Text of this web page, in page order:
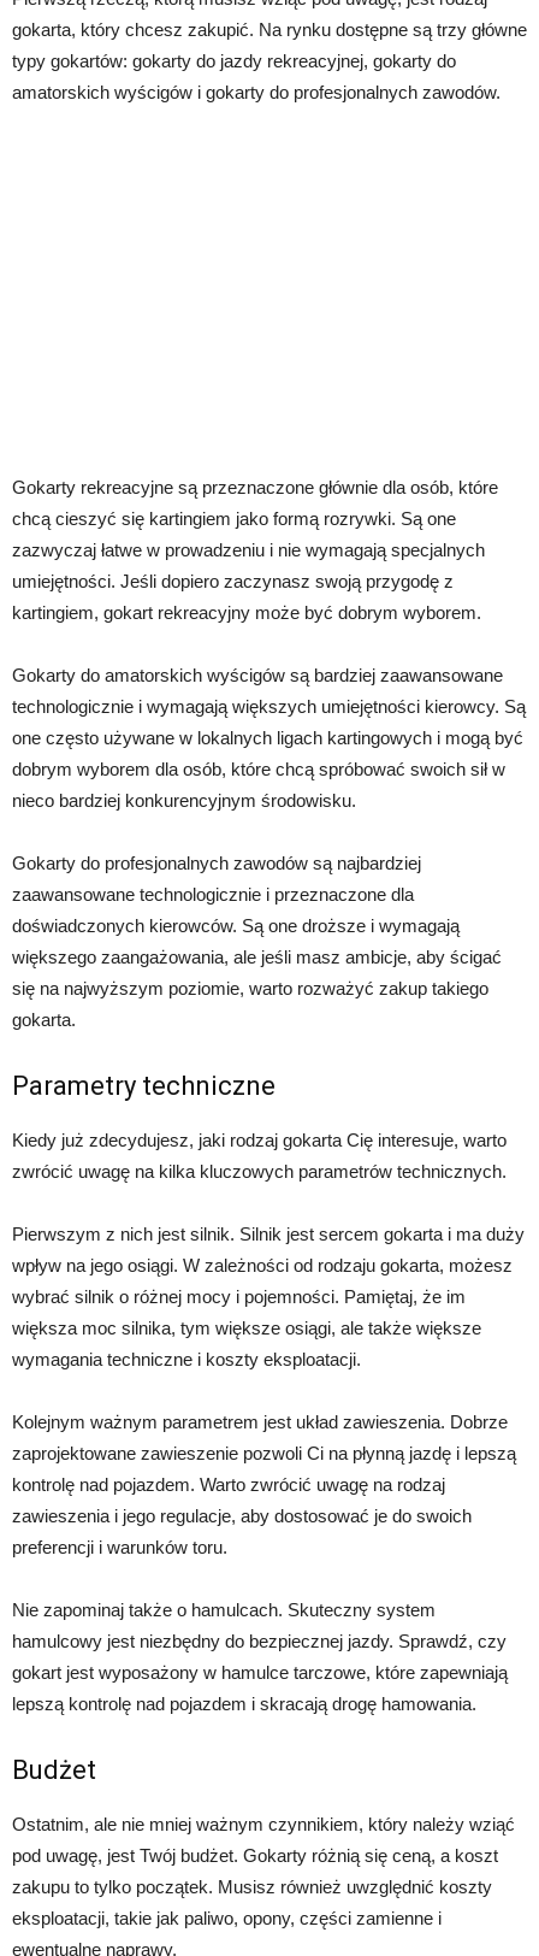
gokarta, który chcesz zakupić. Na rynku dostępne są trzy główne
typy gokartów: gokarty do jazdy rekreacyjnej, gokarty do
amatorskich wyścigów i gokarty do profesjonalnych zawodów.
Gokarty rekreacyjne są przeznaczone głównie dla osób, które
chcą cieszyć się kartingiem jako formą rozrywki. Są one
zazwyczaj łatwe w prowadzeniu i nie wymagają specjalnych
umiejętności. Jeśli dopiero zaczynasz swoją przygodę z
kartingiem, gokart rekreacyjny może być dobrym wyborem.
Gokarty do amatorskich wyścigów są bardziej zaawansowane
technologicznie i wymagają większych umiejętności kierowcy. Są
one często używane w lokalnych ligach kartingowych i mogą być
dobrym wyborem dla osób, które chcą spróbować swoich sił w
nieco bardziej konkurencyjnym środowisku.
Gokarty do profesjonalnych zawodów są najbardziej
zaawansowane technologicznie i przeznaczone dla
doświadczonych kierowców. Są one droższe i wymagają
większego zaangażowania, ale jeśli masz ambicje, aby ścigać
się na najwyższym poziomie, warto rozważyć zakup takiego
gokarta.
Parametry techniczne
Kiedy już zdecydujesz, jaki rodzaj gokarta Cię interesuje, warto
zwrócić uwagę na kilka kluczowych parametrów technicznych.
Pierwszym z nich jest silnik. Silnik jest sercem gokarta i ma duży
wpływ na jego osiągi. W zależności od rodzaju gokarta, możesz
wybrać silnik o różnej mocy i pojemności. Pamiętaj, że im
większa moc silnika, tym większe osiągi, ale także większe
wymagania techniczne i koszty eksploatacji.
Kolejnym ważnym parametrem jest układ zawieszenia. Dobrze
zaprojektowane zawieszenie pozwoli Ci na płynną jazdę i lepszą
kontrolę nad pojazdem. Warto zwrócić uwagę na rodzaj
zawieszenia i jego regulacje, aby dostosować je do swoich
preferencji i warunków toru.
Nie zapominaj także o hamulcach. Skuteczny system
hamulcowy jest niezbędny do bezpiecznej jazdy. Sprawdź, czy
gokart jest wyposażony w hamulce tarczowe, które zapewniają
lepszą kontrolę nad pojazdem i skracają drogę hamowania.
Budżet
Ostatnim, ale nie mniej ważnym czynnikiem, który należy wziąć
pod uwagę, jest Twój budżet. Gokarty różnią się ceną, a koszt
zakupu to tylko początek. Musisz również uwzględnić koszty
eksploatacji, takie jak paliwo, opony, części zamienne i
ewentualne naprawy.